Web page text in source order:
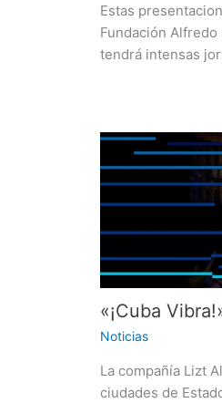
Estas
Fundación Alfredo
tendrá intensas
«¡Cuba
Noticias
La compañía Lizt
ciudades de